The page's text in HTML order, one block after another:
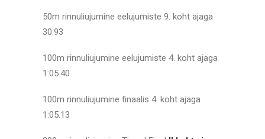
50m rinnuliujumine eelujumiste 9. koht ajaga
30.93
100m rinnuliujumine eelujumiste 4. koht ajaga
1:05.40
100m rinnuliujumine finaalis 4. koht ajaga
1:05.13